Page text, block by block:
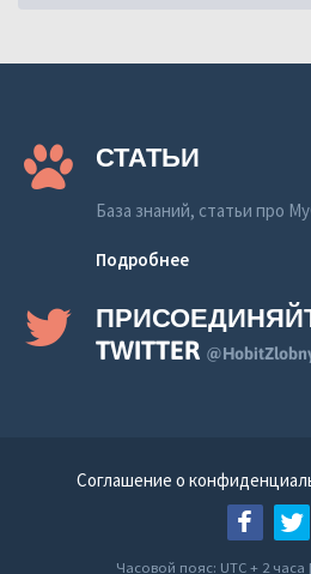
СТАТЬИ
База знаний, статьи про
Подробнее
TWITTER
Соглашение о
Часовой пояс: UTC + 2 часа